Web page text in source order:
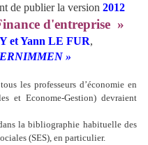
de publier la version 2012
d'entreprise »
et Yann LE FUR,
»
les professeurs d’économie en
et Econome-Gestion) devraient
la bibliographie habituelle des
(SES), en particulier.